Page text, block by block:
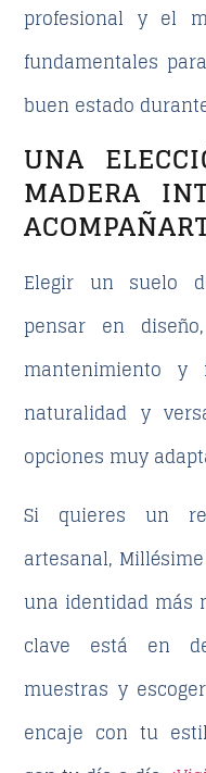
profesional y el
fundamentales
buen estado
UNA
MADERA
Elegir un suelo
pensar en
mantenimiento
naturalidad y
opciones muy
Si quieres un
artesanal,
una identidad más
clave está en
muestras y
encaje con tu